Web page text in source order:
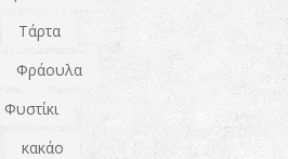
Τάρτα
Φράουλα
Φυστίκι
κακάο